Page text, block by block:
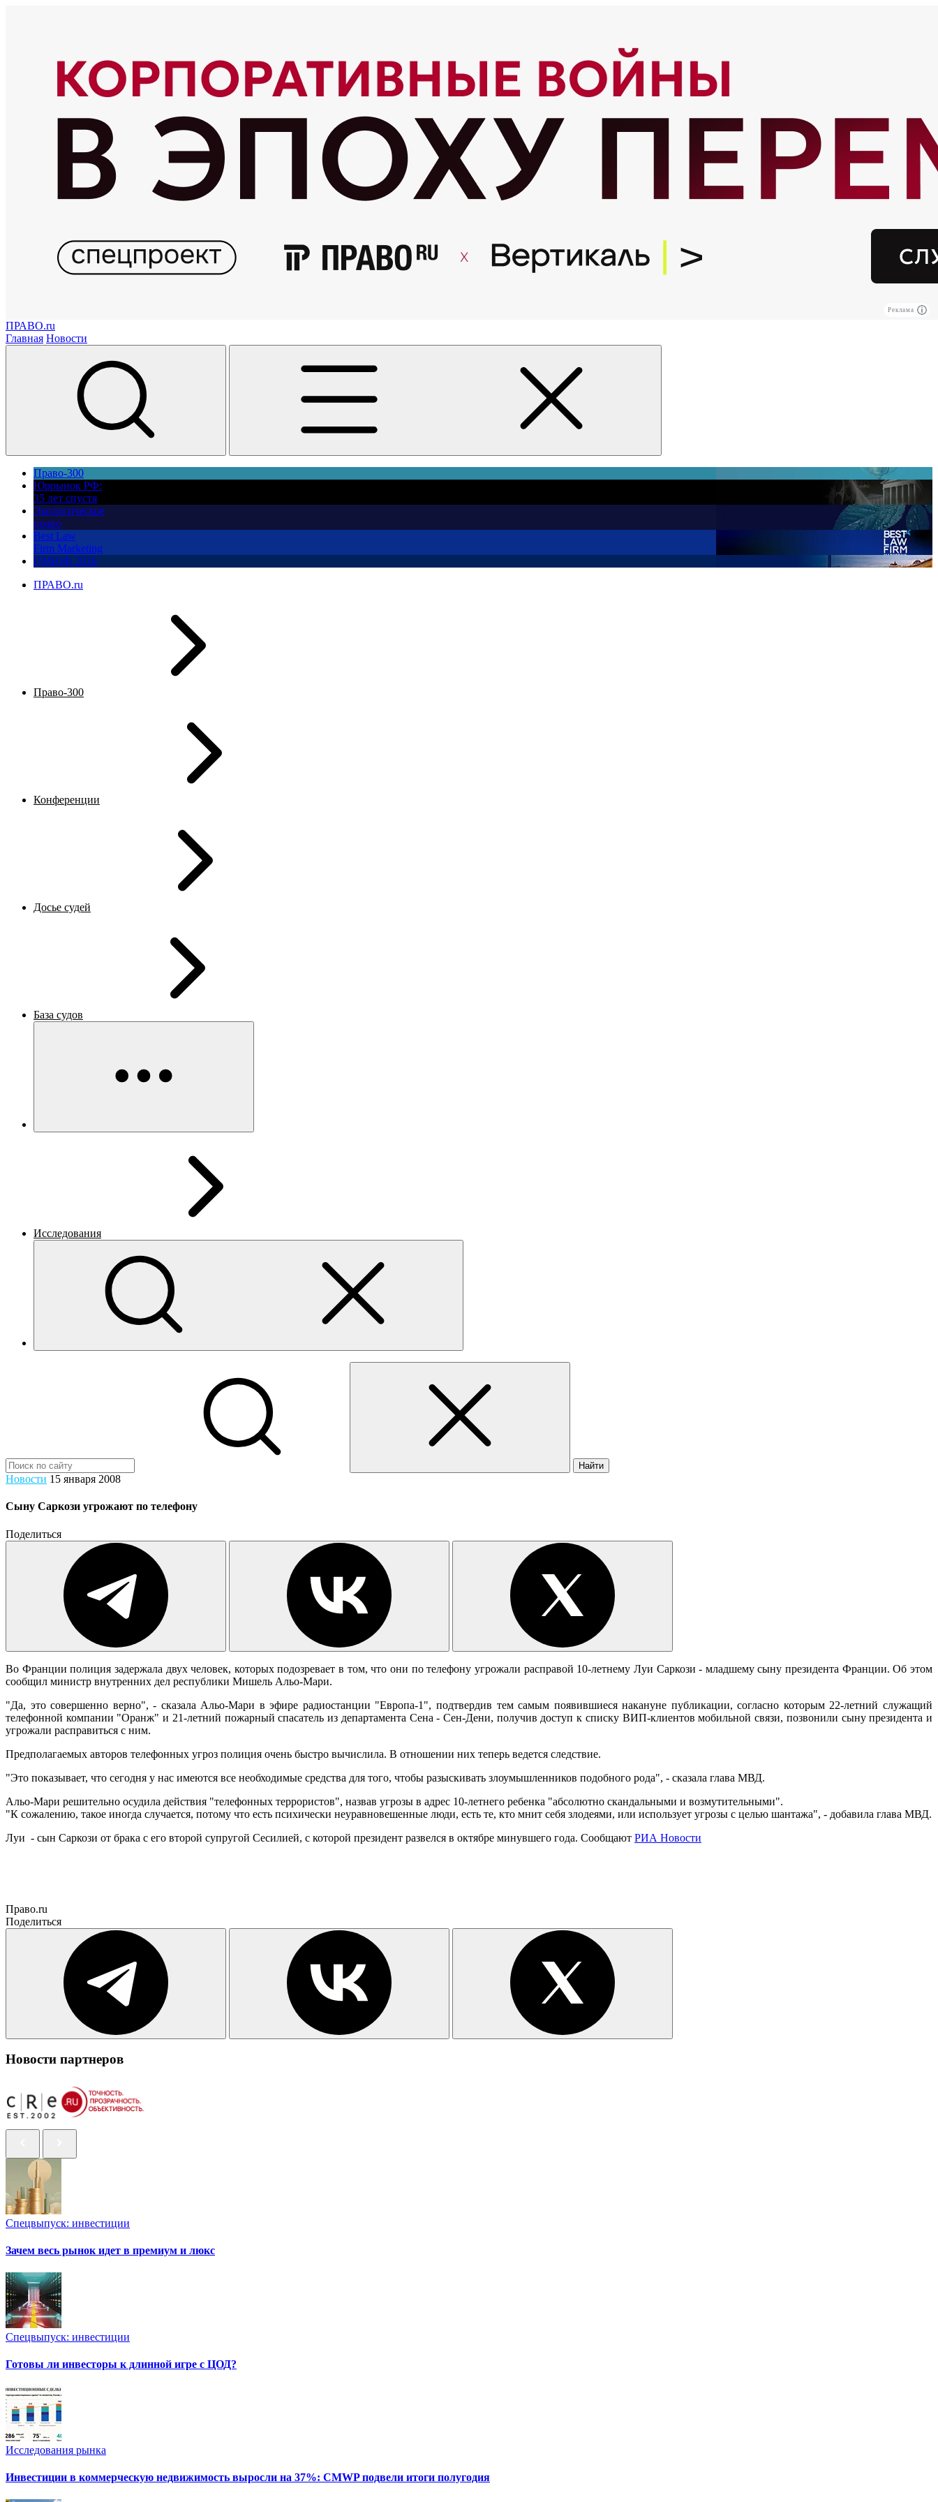
Реклама
ПРАВО.ru
Главная Новости
Право-300
Юррынок РФ:
35 лет спустя
Экологическое
право
Best Law
Firm Marketing
ПМЮФ 2026
ПРАВО.ru
Право-300
Конференции
Досье судей
База судов
Исследования
Найти
Новости 15 января 2008
Сыну Саркози угрожают по телефону
Поделиться
Во Франции полиция задержала двух человек, которых подозревает в том, что они по телефону угрожали расправой 10-летнему Луи Саркози - младшему сыну президента Франции. Об этом
сообщил министр внутренних дел республики Мишель Альо-Мари.
"Да, это совершенно верно", - сказала Альо-Мари в эфире радиостанции "Европа-1", подтвердив тем самым появившиеся накануне публикации, согласно которым 22-летний служащий
телефонной компании "Оранж" и 21-летний пожарный спасатель из департамента Сена - Сен-Дени, получив доступ к списку ВИП-клиентов мобильной связи, позвонили сыну президента и
угрожали расправиться с ним.
Предполагаемых авторов телефонных угроз полиция очень быстро вычислила. В отношении них теперь ведется следствие.
"Это показывает, что сегодня у нас имеются все необходимые средства для того, чтобы разыскивать злоумышленников подобного рода", - сказала глава МВД.
Альо-Мари решительно осудила действия "телефонных террористов", назвав угрозы в адрес 10-летнего ребенка "абсолютно скандальными и возмутительными".
"К сожалению, такое иногда случается, потому что есть психически неуравновешенные люди, есть те, кто мнит себя злодеями, или использует угрозы с целью шантажа", - добавила глава МВД.
Луи - сын Саркози от брака с его второй супругой Сесилией, с которой президент развелся в октябре минувшего года. Сообщают РИА Новости
Право.ru
Поделиться
Новости партнеров
Спецвыпуск: инвестиции
Зачем весь рынок идет в премиум и люкс
Спецвыпуск: инвестиции
Готовы ли инвесторы к длинной игре с ЦОД?
Исследования рынка
Инвестиции в коммерческую недвижимость выросли на 37%: CMWP подвели итоги полугодия